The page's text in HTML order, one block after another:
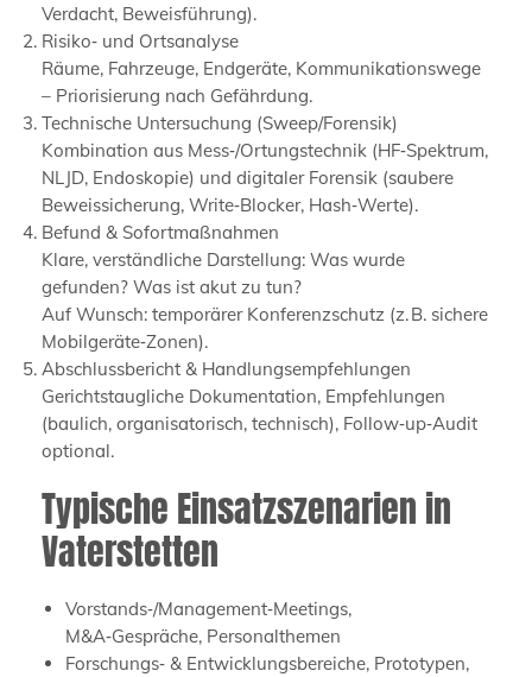
Verdacht, Beweisführung).
Risiko‑ und Ortsanalyse
Räume, Fahrzeuge, Endgeräte, Kommunikationswege
– Priorisierung nach Gefährdung.
Technische Untersuchung (Sweep/Forensik)
Kombination aus Mess‑/Ortungstechnik (HF‑Spektrum,
NLJD, Endoskopie) und digitaler Forensik (saubere
Beweissicherung, Write‑Blocker, Hash‑Werte).
Befund & Sofortmaßnahmen
Klare, verständliche Darstellung: Was wurde
gefunden? Was ist akut zu tun?
Auf Wunsch: temporärer Konferenzschutz (z. B. sichere
Mobilgeräte‑Zonen).
Abschlussbericht & Handlungsempfehlungen
Gerichtstaugliche Dokumentation, Empfehlungen
(baulich, organisatorisch, technisch), Follow‑up‑Audit
optional.
Typische Einsatzszenarien in
Vaterstetten
Vorstands‑/Management‑Meetings,
M&A‑Gespräche, Personalthemen
Forschungs‑ & Entwicklungsbereiche, Prototypen,